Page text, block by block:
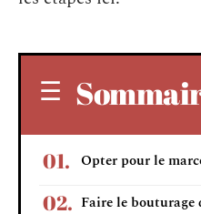
Opter pour le
Faire le